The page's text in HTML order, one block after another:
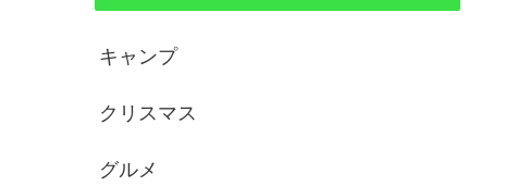
キャンプ
クリスマス
グルメ